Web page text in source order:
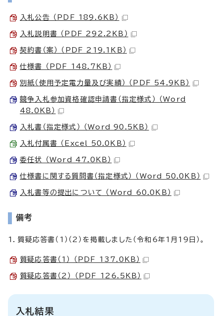
入札公告 （PDF 189.6KB）
入札説明書 （PDF 292.2KB）
契約書（案） （PDF 219.1KB）
仕様書 （PDF 148.7KB）
別紙（使用予定電力量及び実績） （PDF 54.9KB）
競争入札参加資格確認申請書（指定様式） （Word
48.0KB）
入札書（指定様式） （Word 90.5KB）
入札付属書 （Excel 50.0KB）
委任状 （Word 47.0KB）
仕様書に関する質問書（指定様式） （Word 50.0KB）
入札書等の提出について （Word 60.0KB）
備考
1．質疑応答書（1）（2）を掲載しました（令和6年1月19日）。
質疑応答書（1） （PDF 137.0KB）
質疑応答書（2） （PDF 126.5KB）
入札結果